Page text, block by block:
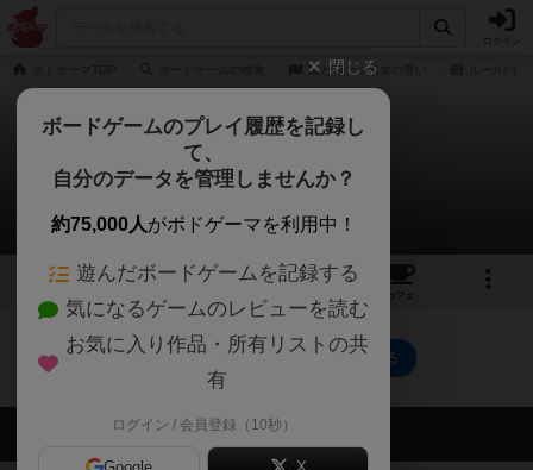
姫と騎士：乙女の誓い
姫と騎士：乙女の誓い
0件のルール/インスト
1 4
カフェ
姫と騎士：乙女の誓いのトップに戻る
会員の新しい投稿
閉じる
ボードゲームのプレイ履歴を記録し
て、
自分のデータを管理しませんか？
約75,000人がボドゲーマを利用中！
遊んだボードゲームを記録する
気になるゲームのレビューを読む
お気に入り作品・所有リストの共
有
ログイン / 会員登録（10秒）